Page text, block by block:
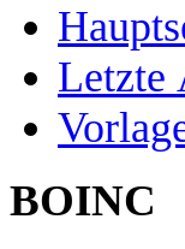
Letzte
BOINC